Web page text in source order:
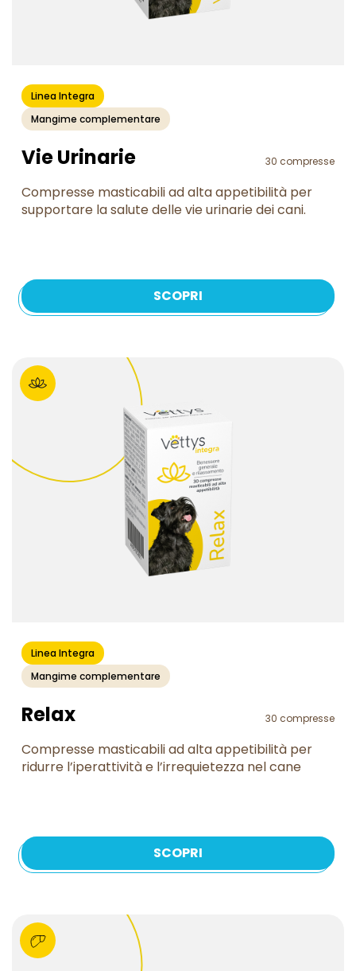
Linea Integra
Mangime complementare
Vie Urinarie 30 compresse
Compresse masticabili ad alta appetibilità per
supportare la salute delle vie urinarie dei cani.
SCOPRI
Linea Integra
Mangime complementare
Relax 30 compresse
Compresse masticabili ad alta appetibilità per
ridurre l’iperattività e l’irrequietezza nel cane
SCOPRI